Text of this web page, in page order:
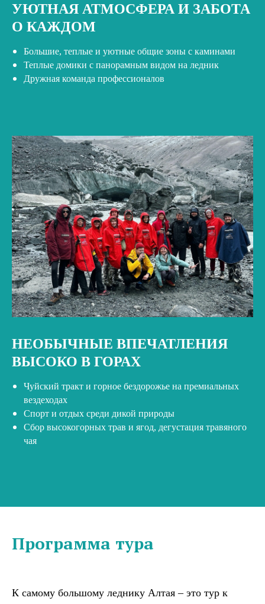
УЮТНАЯ АТМОСФЕРА И ЗАБОТА
О КАЖДОМ
Большие, теплые и уютные общие зоны с каминами
Теплые домики с панорамным видом на ледник
Дружная команда профессионалов
НЕОБЫЧНЫЕ ВПЕЧАТЛЕНИЯ
ВЫСОКО В ГОРАХ
Чуйский тракт и горное бездорожье на премиальных
вездеходах
Спорт и отдых среди дикой природы
Сбор высокогорных трав и ягод, дегустация травяного
чая
Программа тура
К самому большому леднику Алтая – это тур к